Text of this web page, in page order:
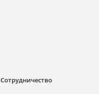
Сотрудничество